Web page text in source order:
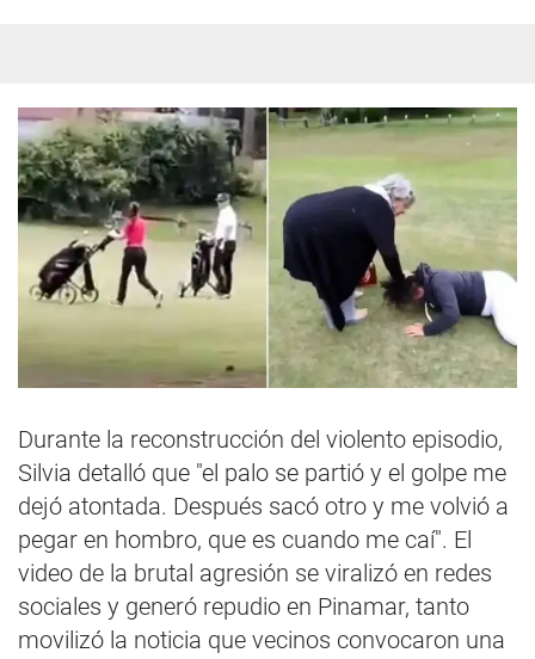
Durante la reconstrucción del violento episodio,
Silvia detalló que "el palo se partió y el golpe me
dejó atontada. Después sacó otro y me volvió a
pegar en hombro, que es cuando me caí". El
video de la brutal agresión se viralizó en redes
sociales y generó repudio en Pinamar, tanto
movilizó la noticia que vecinos convocaron una